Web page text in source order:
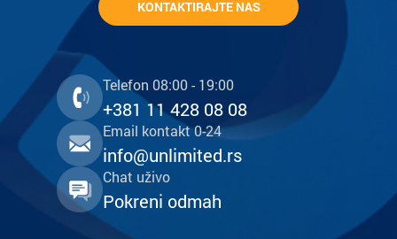
KONTAKTIRAJTE NAS
Telefon 08:00 - 19:00
+381 11 428 08 08
Email kontakt 0-24
info@unlimited.rs
Chat uživo
Pokreni odmah